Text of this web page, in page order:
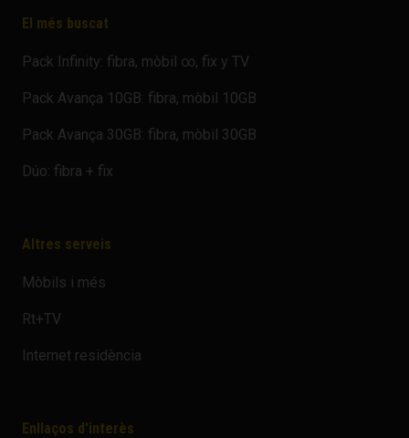
El més buscat
Pack Infinity: fibra, mòbil ∞, fix y TV
Pack Avança 10GB: fibra, mòbil 10GB
Pack Avança 30GB: fibra, mòbil 30GB
Dúo: fibra + fix
Altres serveis
Mòbils i més
Rt+TV
Internet residència
Enllaços d'interès